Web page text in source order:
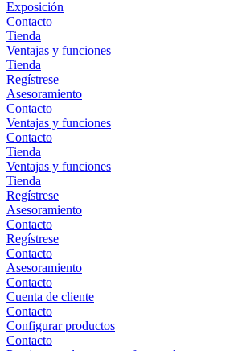
Exposición
Contacto
Tienda
Ventajas y funciones
Tienda
Regístrese
Asesoramiento
Contacto
Ventajas y funciones
Contacto
Tienda
Ventajas y funciones
Tienda
Regístrese
Asesoramiento
Contacto
Regístrese
Contacto
Asesoramiento
Contacto
Cuenta de cliente
Contacto
Configurar productos
Contacto